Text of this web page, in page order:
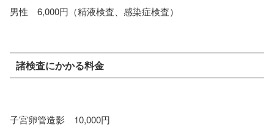
男性 6,000円（精液検査、感染症検査）
諸検査にかかる料金
子宮卵管造影 10,000円